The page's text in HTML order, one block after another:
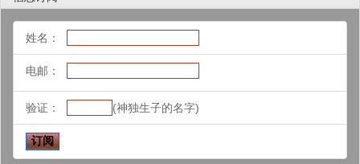
姓名：
电邮：
验证： (神独生子的名字)